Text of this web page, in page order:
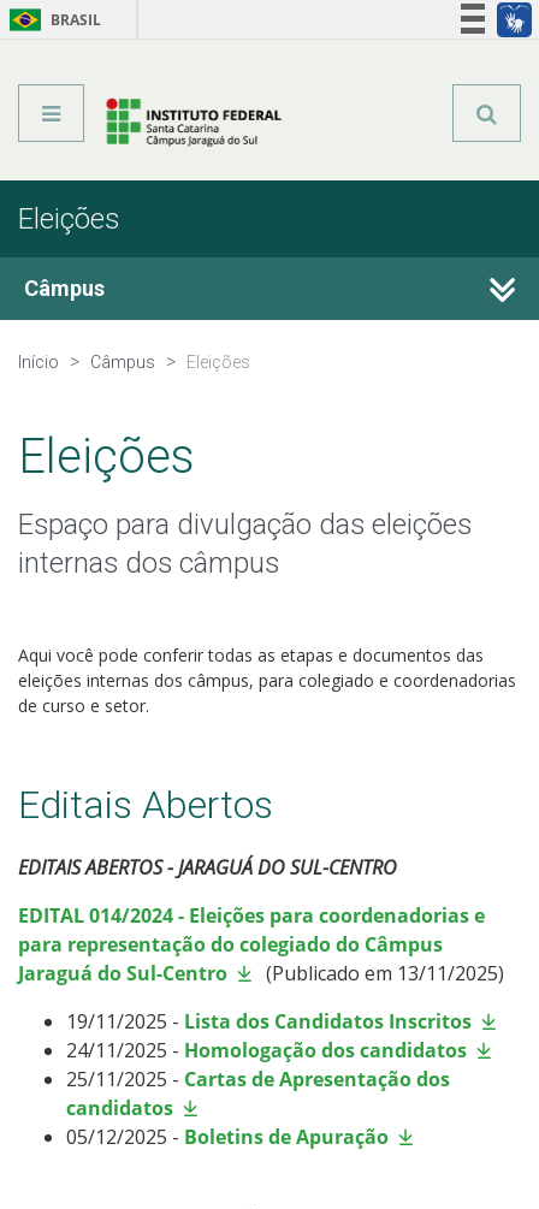
BRASIL
Eleições
Câmpus
Histórico
Estrutura Organizacional
Colegiados
Trabalhe no IFSC
Acesso à Informação
Ouvidoria
Editais Locais
Início Câmpus Eleições
Eleições
Espaço para divulgação das eleições
internas dos câmpus
Aqui você pode conferir todas as etapas e documentos das
eleições internas dos câmpus, para colegiado e coordenadorias
de curso e setor.
Editais Abertos
EDITAIS ABERTOS - JARAGUÁ DO SUL-CENTRO
EDITAL 014/2024 - Eleições para coordenadorias e
para representação do colegiado do Câmpus
Jaraguá do Sul-Centro
(Publicado em 13/11/2025)
19/11/2025 - Lista dos Candidatos Inscritos
24/11/2025 - Homologação dos candidatos
25/11/2025 - Cartas de Apresentação dos
candidatos
05/12/2025 - Boletins de Apuração